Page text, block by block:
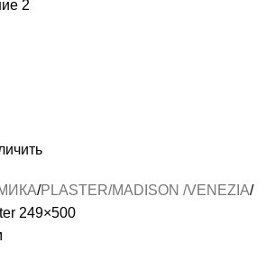
PLASTER/MADISON /VENEZIA
249×500